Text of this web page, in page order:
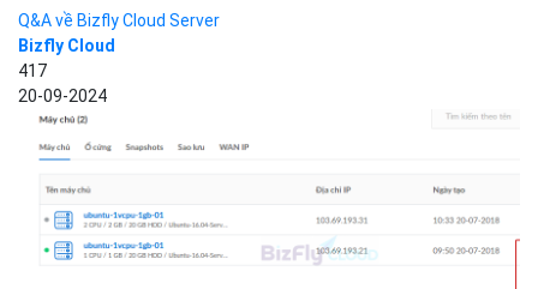
Q&A về Bizfly Cloud Server
Bizfly Cloud
417
20-09-2024